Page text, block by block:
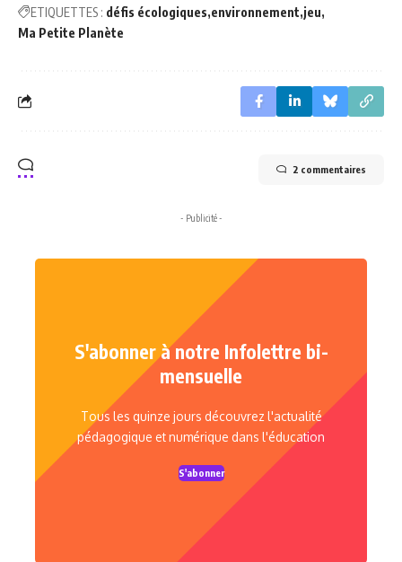
ETIQUETTES : défis écologiques environnement jeu
Ma Petite Planète
2 commentaires
- Publicité -
S'abonner à notre Infolettre bi-
mensuelle
Tous les quinze jours découvrez l'actualité
pédagogique et numérique dans l'éducation
S'abonner